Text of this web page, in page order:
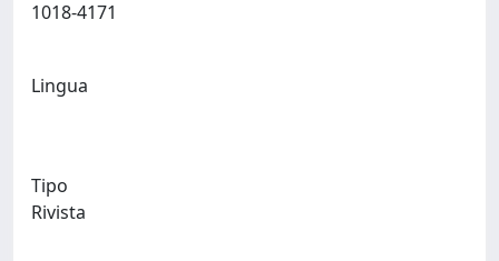
Lingua
Tipo
Rivista